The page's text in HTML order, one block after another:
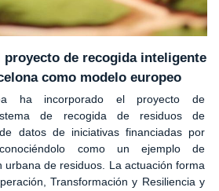
proyecto de recogida inteligente
como modelo europeo
ha incorporado el proyecto de
de recogida de residuos de
datos de iniciativas financiadas por
como un ejemplo de
urbana de residuos. La actuación forma
Transformación y Resiliencia y